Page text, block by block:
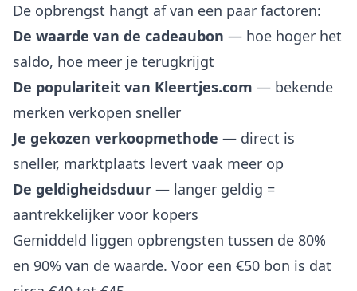
De opbrengst hangt af van een paar factoren:
De waarde van de cadeaubon — hoe hoger het
saldo, hoe meer je terugkrijgt
De populariteit van Kleertjes.com — bekende
merken verkopen sneller
Je gekozen verkoopmethode — direct is
sneller, marktplaats levert vaak meer op
De geldigheidsduur — langer geldig =
aantrekkelijker voor kopers
Gemiddeld liggen opbrengsten tussen de 80%
en 90% van de waarde. Voor een €50 bon is dat